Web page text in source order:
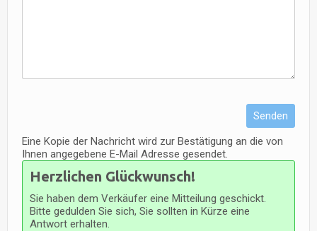
Senden
Eine Kopie der Nachricht wird zur Bestätigung an die von
Ihnen angegebene E-Mail Adresse gesendet.
Herzlichen Glückwunsch!
Sie haben dem Verkäufer eine Mitteilung geschickt.
Bitte gedulden Sie sich, Sie sollten in Kürze eine
Antwort erhalten.